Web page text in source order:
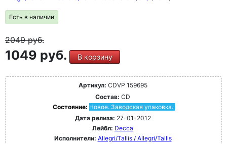
Есть в наличии
2049руб.
1049 руб. В корзину
Артикул: CDVP 159695
Состав: CD
Состояние: Новое. Заводская упаковка.
Дата релиза: 27-01-2012
Лейбл: Decca
Исполнители: Allegri/Tallis / Allegri/Tallis